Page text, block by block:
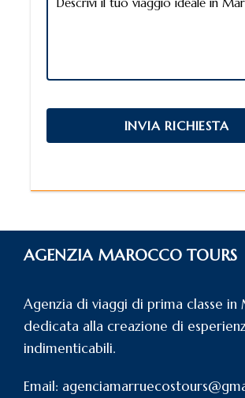
AGENZIA MAROCCO TOURS
Agenzia di viaggi di prima classe in
dedicata alla creazione di
indimenticabili.
Email: